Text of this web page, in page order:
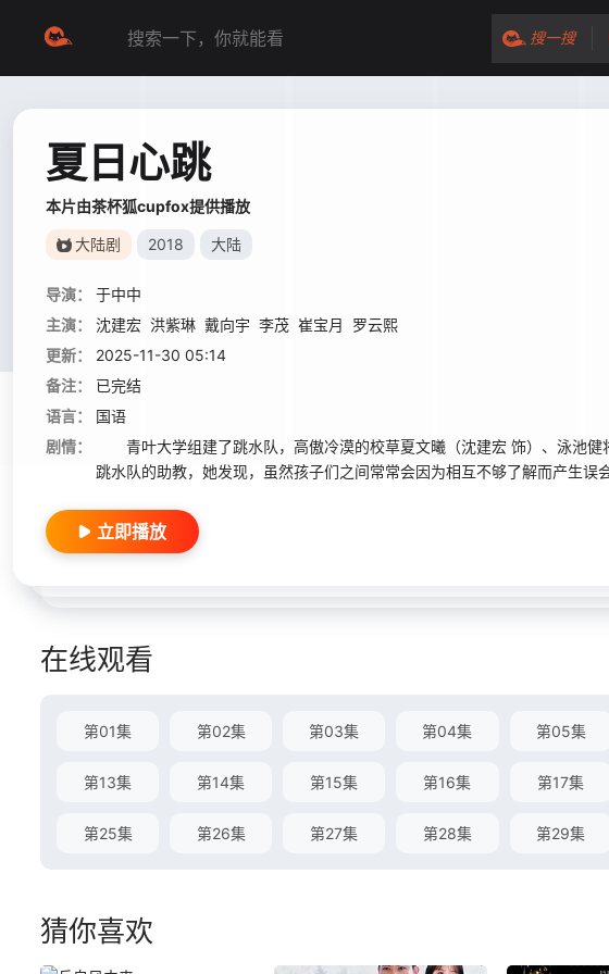
搜一搜
夏日心跳
本片由茶杯狐cupfox提供播放
大陆剧 2018 大陆
导演：
于中中
主演：
沈建宏 洪紫琳 戴向宇 李茂 崔宝月
罗云熙
更新：
2025-11-30 05:14
备注：
已完结
语言：
国语
剧情：
青叶大学组建了跳水队，高傲冷漠的校草夏文曦（沈建宏 饰）、泳池健
跳水队的助教，她发现，虽然孩子们之间常常会因为相互不够了解而产生误
立即播放
在线观看
第01集 第02集 第03集 第04集 第05集
第13集 第14集 第15集 第16集 第17集
第25集 第26集 第27集 第28集 第29集
猜你喜欢